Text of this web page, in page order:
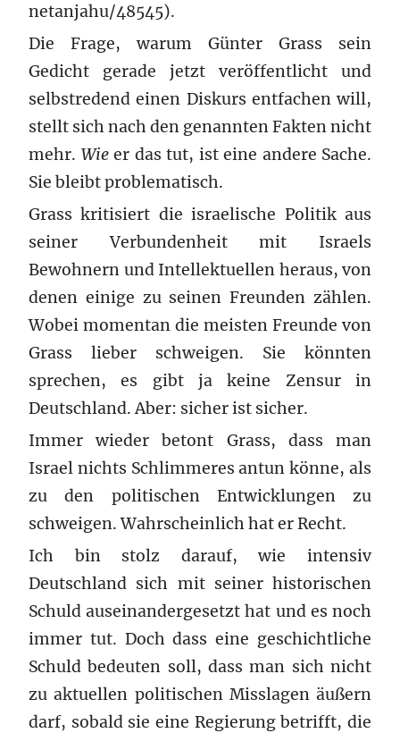
netanjahu/48545).
Die Frage, warum Günter Grass sein
Gedicht gerade jetzt veröffentlicht und
selbstredend einen Diskurs entfachen will,
stellt sich nach den genannten Fakten nicht
mehr. Wieer das tut, ist eine andere Sache.
Sie bleibt problematisch.
Grass kritisiert die israelische Politik aus
seiner Verbundenheit mit Israels
Bewohnern und Intellektuellen heraus, von
denen einige zu seinen Freunden zählen.
Wobei momentan die meisten Freunde von
Grass lieber schweigen. Sie könnten
sprechen, es gibt ja keine Zensur in
Deutschland. Aber: sicher ist sicher.
Immer wieder betont Grass, dass man
Israel nichts Schlimmeres antun könne, als
zu den politischen Entwicklungen zu
schweigen. Wahrscheinlich hat er Recht.
Ich bin stolz darauf, wie intensiv
Deutschland sich mit seiner historischen
Schuld auseinandergesetzt hat und es noch
immer tut. Doch dass eine geschichtliche
Schuld bedeuten soll, dass man sich nicht
zu aktuellen politischen Misslagen äußern
darf, sobald sie eine Regierung betrifft, die